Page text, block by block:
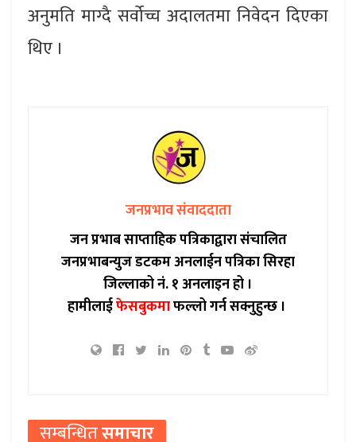
अनुमति माग्दै सर्वोच्च अदालतमा निवेदन दिएका
थिए ।
जनप्रभाव संवाददाता
जन प्रभाब साप्ताहिक पत्रिकाद्वारा संचालित
जनप्रभाबन्युज डटकम अनलाईन पत्रिका सिरहा
जिल्लाको नं. १ अनलाइन हो ।
हामीलाईफेसबुकमाफल्लो गर्न सक्नुहुन्छ ।
सम्बन्धितसमाचार